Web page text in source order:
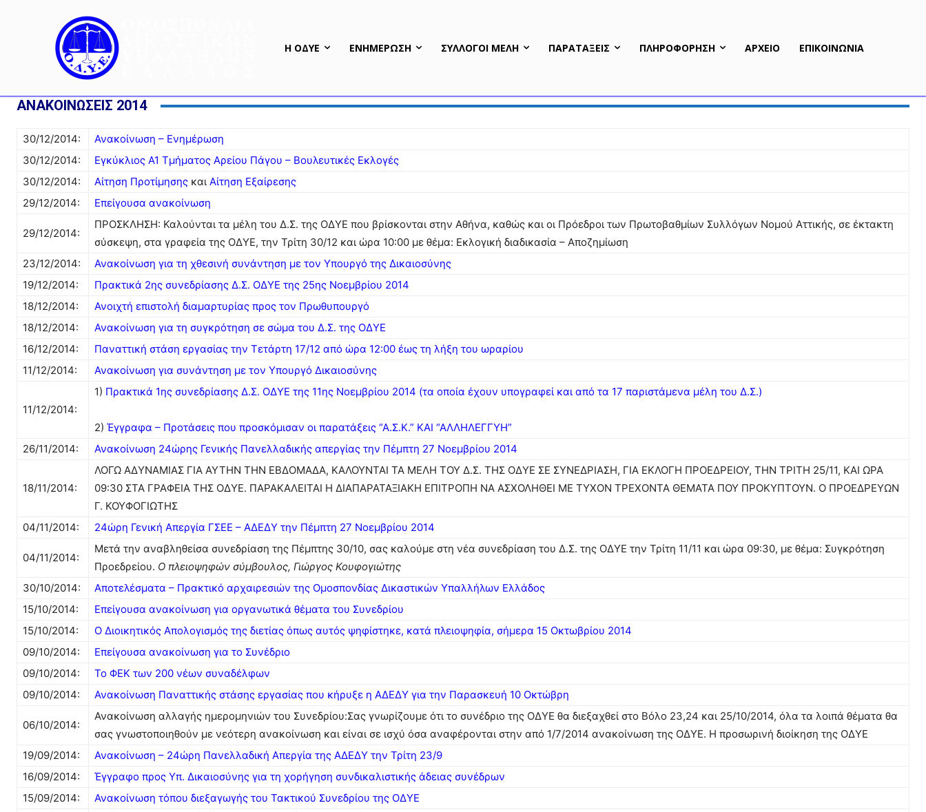
Η ΟΔΥΕ ΕΝΗΜΕΡΩΣΗ ΣΥΛΛΟΓΟΙ ΜΕΛΗ ΠΑΡΑΤΑΞΕΙΣ ΠΛΗΡΟΦΟΡΗΣΗ ΑΡΧΕΙΟ ΕΠΙΚΟΙΝΩΝΙΑ
ΑΝΑΚΟΙΝΩΣΕΙΣ 2014
30/12/2014:
Ανακοίνωση – Ενημέρωση
30/12/2014:
Εγκύκλιος Α1 Τμήματος Αρείου Πάγου – Βουλευτικές Εκλογές
30/12/2014:
Αίτηση Προτίμησης και Αίτηση Εξαίρεσης
29/12/2014:
Επείγουσα ανακοίνωση
29/12/2014:
ΠΡΟΣΚΛΗΣΗ: Καλούνται τα μέλη του Δ.Σ. της ΟΔΥΕ που βρίσκονται στην Αθήνα, καθώς και οι Πρόεδροι των Πρωτοβαθμίων Συλλόγων Νομού Αττικής, σε έκτακτη
σύσκεψη, στα γραφεία της ΟΔΥΕ, την Τρίτη 30/12 και ώρα 10:00 με θέμα: Εκλογική διαδικασία – Αποζημίωση
23/12/2014:
Ανακοίνωση για τη χθεσινή συνάντηση με τον Υπουργό της Δικαιοσύνης
19/12/2014:
Πρακτικά 2ης συνεδρίασης Δ.Σ. ΟΔΥΕ της 25ης Νοεμβρίου 2014
18/12/2014:
Ανοιχτή επιστολή διαμαρτυρίας προς τον Πρωθυπουργό
18/12/2014:
Ανακοίνωση για τη συγκρότηση σε σώμα του Δ.Σ. της ΟΔΥΕ
16/12/2014:
Παναττική στάση εργασίας την Τετάρτη 17/12 από ώρα 12:00 έως τη λήξη του ωραρίου
11/12/2014:
Ανακοίνωση για συνάντηση με τον Υπουργό Δικαιοσύνης
11/12/2014:
1) Πρακτικά 1ης συνεδρίασης Δ.Σ. ΟΔΥΕ της 11ης Νοεμβρίου 2014 (τα οποία έχουν υπογραφεί και από τα 17 παριστάμενα μέλη του Δ.Σ.)
2) Έγγραφα – Προτάσεις που προσκόμισαν οι παρατάξεις “Α.Σ.Κ.” ΚΑΙ “ΑΛΛΗΛΕΓΓΥΗ”
26/11/2014:
Ανακοίνωση 24ώρης Γενικής Πανελλαδικής απεργίας την Πέμπτη 27 Νοεμβρίου 2014
18/11/2014:
ΛΟΓΩ ΑΔΥΝΑΜΙΑΣ ΓΙΑ ΑΥΤΗΝ ΤΗΝ ΕΒΔΟΜΑΔΑ, ΚΑΛΟΥΝΤΑΙ ΤΑ ΜΕΛΗ ΤΟΥ Δ.Σ. ΤΗΣ ΟΔΥΕ ΣΕ ΣΥΝΕΔΡΙΑΣΗ, ΓΙΑ ΕΚΛΟΓΗ ΠΡΟΕΔΡΕΙΟΥ, ΤΗΝ ΤΡΙΤΗ 25/11, ΚΑΙ ΩΡΑ
09:30 ΣΤΑ ΓΡΑΦΕΙΑ ΤΗΣ ΟΔΥΕ. ΠΑΡΑΚΑΛΕΙΤΑΙ Η ΔΙΑΠΑΡΑΤΑΞΙΑΚΗ ΕΠΙΤΡΟΠΗ ΝΑ ΑΣΧΟΛΗΘΕΙ ΜΕ ΤΥΧΟΝ ΤΡΕΧΟΝΤΑ ΘΕΜΑΤΑ ΠΟΥ ΠΡΟΚΥΠΤΟΥΝ. Ο ΠΡΟΕΔΡΕΥΩΝ
Γ. ΚΟΥΦΟΓΙΩΤΗΣ
04/11/2014:
24ώρη Γενική Απεργία ΓΣΕΕ – ΑΔΕΔΥ την Πέμπτη 27 Νοεμβρίου 2014
04/11/2014:
Μετά την αναβληθείσα συνεδρίαση της Πέμπτης 30/10, σας καλούμε στη νέα συνεδρίαση του Δ.Σ. της ΟΔΥΕ την Τρίτη 11/11 και ώρα 09:30, με θέμα: Συγκρότηση
Προεδρείου. Ο πλειοψηφών σύμβουλος, Γιώργος Κουφογιώτης
30/10/2014:
Αποτελέσματα – Πρακτικό αρχαιρεσιών της Ομοσπονδίας Δικαστικών Υπαλλήλων Ελλάδος
15/10/2014:
Επείγουσα ανακοίνωση για οργανωτικά θέματα του Συνεδρίου
15/10/2014:
Ο Διοικητικός Απολογισμός της διετίας όπως αυτός ψηφίστηκε, κατά πλειοψηφία, σήμερα 15 Οκτωβρίου 2014
09/10/2014:
Επείγουσα ανακοίνωση για το Συνέδριο
09/10/2014:
Το ΦΕΚ των 200 νέων συναδέλφων
09/10/2014:
Ανακοίνωση Παναττικής στάσης εργασίας που κήρυξε η ΑΔΕΔΥ για την Παρασκευή 10 Οκτώβρη
06/10/2014:
Ανακοίνωση αλλαγής ημερομηνιών του Συνεδρίου:Σας γνωρίζουμε ότι το συνέδριο της ΟΔΥΕ θα διεξαχθεί στο Βόλο 23,24 και 25/10/2014, όλα τα λοιπά θέματα θα
σας γνωστοποιηθούν με νεότερη ανακοίνωση και είναι σε ισχύ όσα αναφέρονται στην από 1/7/2014 ανακοίνωση της ΟΔΥΕ. Η προσωρινή διοίκηση της ΟΔΥΕ
19/09/2014:
Ανακοίνωση – 24ώρη Πανελλαδική Απεργία της ΑΔΕΔΥ την Τρίτη 23/9
16/09/2014:
Έγγραφο προς Υπ. Δικαιοσύνης για τη χορήγηση συνδικαλιστικής άδειας συνέδρων
15/09/2014:
Ανακοίνωση τόπου διεξαγωγής του Τακτικού Συνεδρίου της ΟΔΥΕ